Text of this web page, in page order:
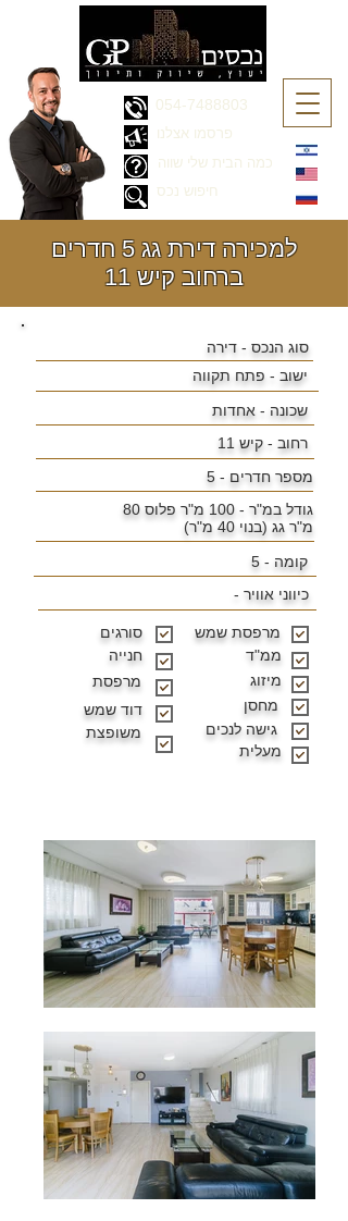
054-7488803
כמה הבית שלי שווה
פרסמו אצלנו
חיפוש נכס
למכירה דירת גג 5 חדרים
ברחוב קיש 11
סוג הנכס - דירה
ישוב - פתח תקווה
שכונה - אחדות
רחוב - קיש 11
מספר חדרים - 5
גודל במ"ר -
100 מ"ר פלוס 80
מ"ר גג (בנוי 40 מ"ר)
קומה - 5
כיווני אוויר -
סורגים
חנייה
מרפסת
דוד שמש
משופצת
מרפסת שמש
ממ"ד
מיזוג
מחסן
גישה לנכים
מעלית